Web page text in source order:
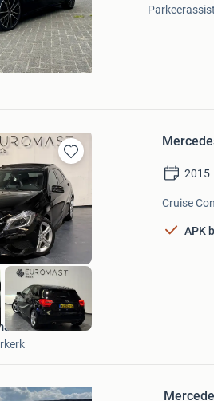
Bewaren
in
Mijn
Favorieten
2015
Cruise
APK
Auto's